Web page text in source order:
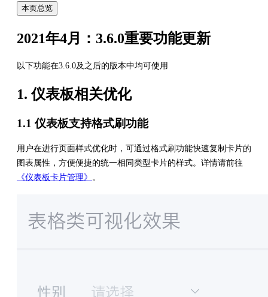
本页总览
2021年4月：3.6.0重要功能更新
以下功能在3.6.0及之后的版本中均可使用
1. 仪表板相关优化
1.1 仪表板支持格式刷功能
用户在进行页面样式优化时，可通过格式刷功能快速复制卡片的
图表属性，方便便捷的统一相同类型卡片的样式。详情请前往
《仪表板卡片管理》
。